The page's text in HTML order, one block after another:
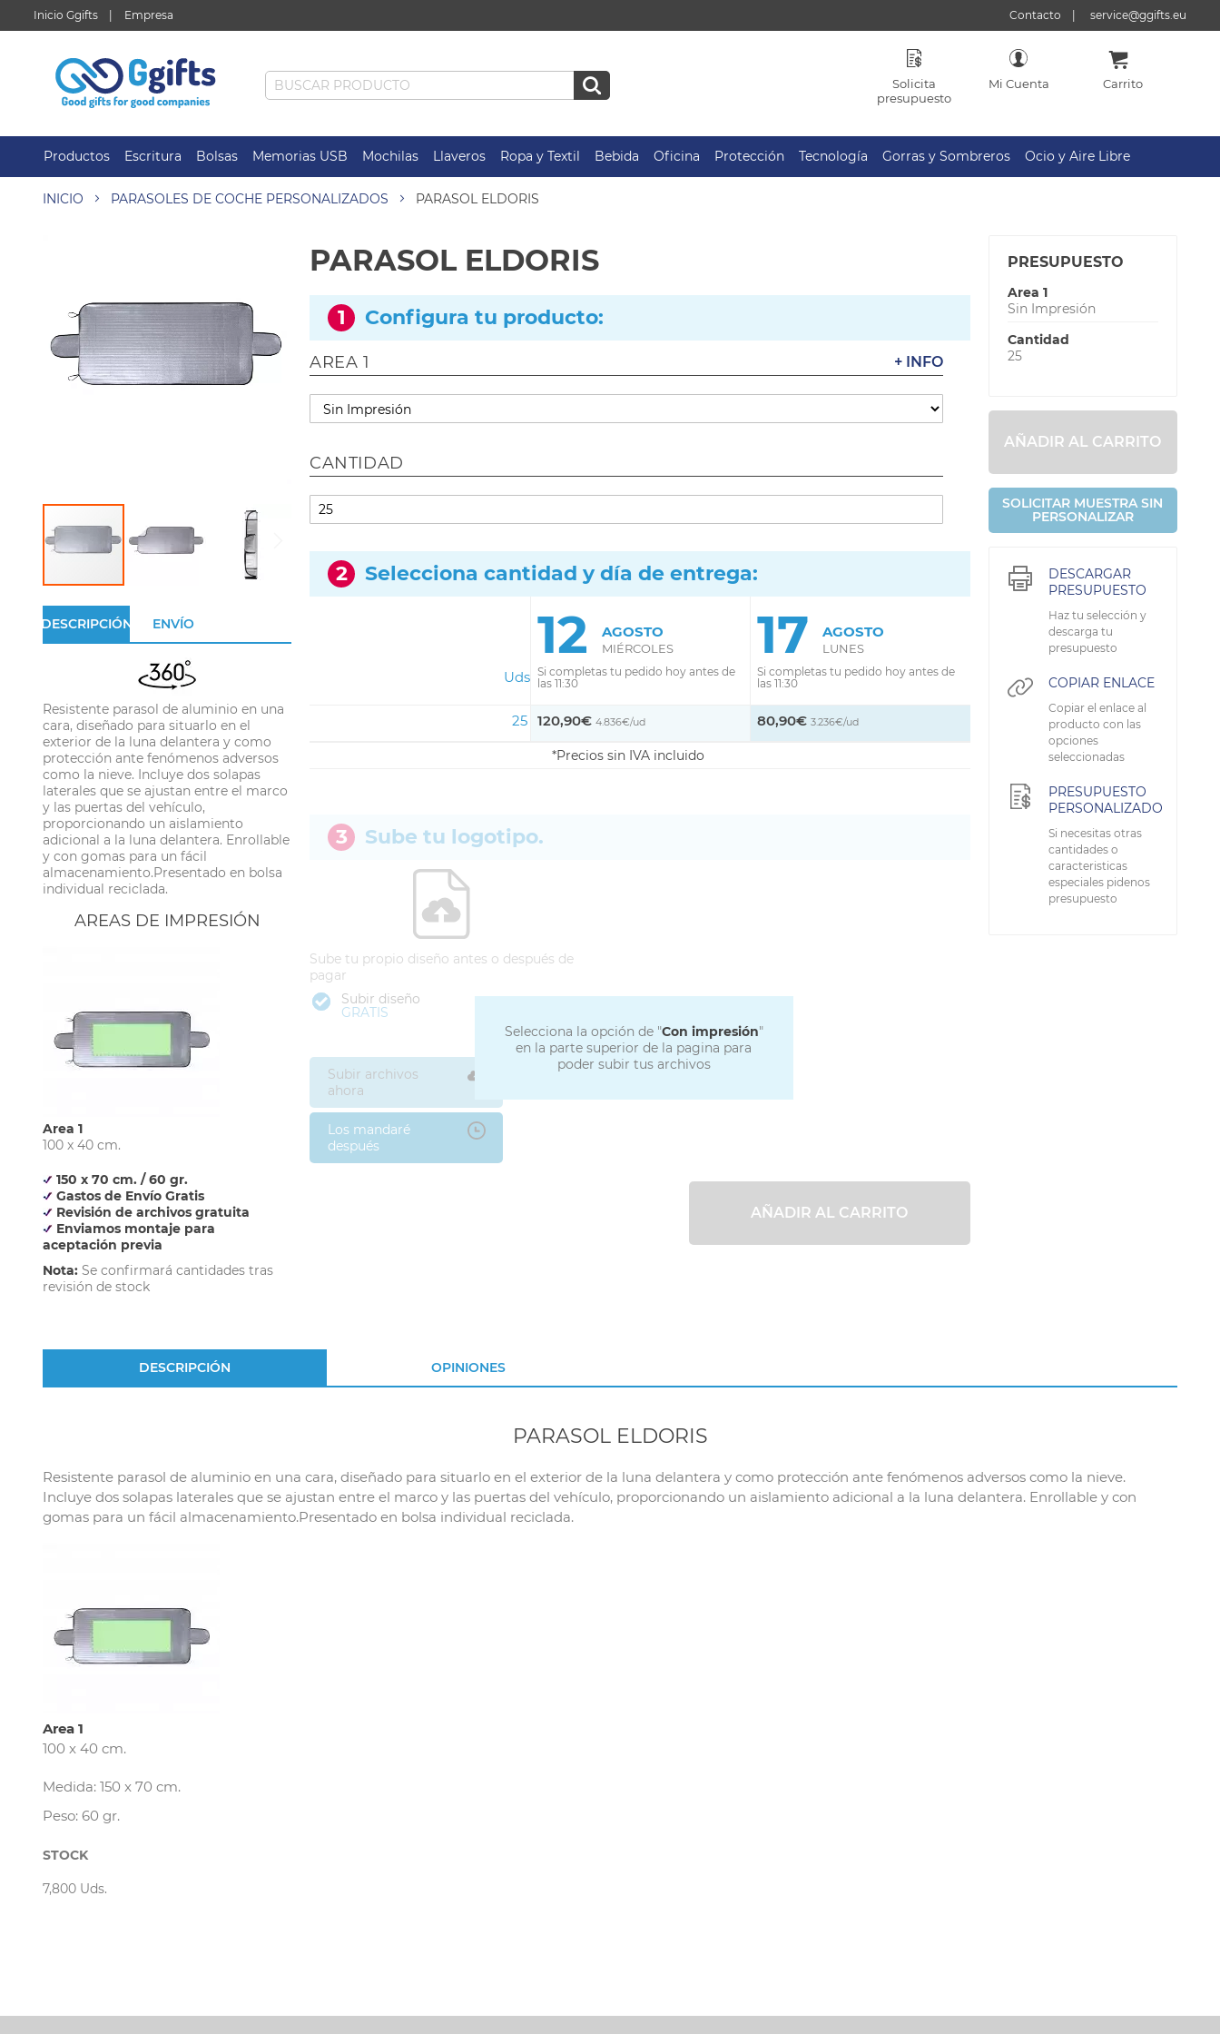
Inicio Ggifts Empresa Contacto service@ggifts.eu
Solicita
presupuesto
Mi Cuenta Carrito
Productos Escritura Bolsas Memorias USB Mochilas Llaveros Ropa y Textil Bebida Oficina Protección Tecnología Gorras y Sombreros Ocio y Aire Libre
INICIO PARASOLES DE COCHE PERSONALIZADOS PARASOL ELDORIS
DESCRIPCIÓN
Resistente parasol de aluminio en una
cara, diseñado para situarlo en el
exterior de la luna delantera y como
protección ante fenómenos adversos
como la nieve. Incluye dos solapas
laterales que se ajustan entre el marco
y las puertas del vehículo,
proporcionando un aislamiento
adicional a la luna delantera. Enrollable
y con gomas para un fácil
almacenamiento.Presentado en bolsa
individual reciclada.
AREAS DE IMPRESIÓN
Area 1
100 x 40 cm.
150 x 70 cm. / 60 gr.
Gastos de Envío Gratis
Revisión de archivos gratuita
Enviamos montaje para
aceptación previa
Nota: Se confirmará cantidades tras
revisión de stock
ENVÍO
PARASOL ELDORIS
1 Configura tu producto:
+ INFO
AREA 1
CANTIDAD
2 Selecciona cantidad y día de entrega:
Uds
12 AGOSTO
MIÉRCOLES
Si completas tu pedido hoy antes de
las 11:30
17 AGOSTO
LUNES
Si completas tu pedido hoy antes de
las 11:30
25 120,90€ 4.836€/ud 80,90€ 3.236€/ud
Precios sin IVA incluido
Selecciona la opción de "Con impresión"
en la parte superior de la pagina para
poder subir tus archivos
3 Sube tu logotipo.
Sube tu propio diseño antes o después de
pagar
Subir diseño
GRATIS
Subir archivos
ahora
Los mandaré
después
AÑADIR AL CARRITO
PRESUPUESTO
Area 1
Sin Impresión
Cantidad
25
AÑADIR AL CARRITO
SOLICITAR MUESTRA SIN
PERSONALIZAR
DESCARGAR
PRESUPUESTO
Haz tu selección y
descarga tu
presupuesto
COPIAR ENLACE
Copiar el enlace al
producto con las
opciones
seleccionadas
PRESUPUESTO
PERSONALIZADO
Si necesitas otras
cantidades o
caracteristicas
especiales pidenos
presupuesto
DESCRIPCIÓN
PARASOL ELDORIS
Resistente parasol de aluminio en una cara, diseñado para situarlo en el exterior de la luna delantera y como protección ante fenómenos adversos como la nieve.
Incluye dos solapas laterales que se ajustan entre el marco y las puertas del vehículo, proporcionando un aislamiento adicional a la luna delantera. Enrollable y con
gomas para un fácil almacenamiento.Presentado en bolsa individual reciclada.
Area 1
100 x 40 cm.
Medida: 150 x 70 cm.
Peso: 60 gr.
OPINIONES
STOCK
7,800 Uds.